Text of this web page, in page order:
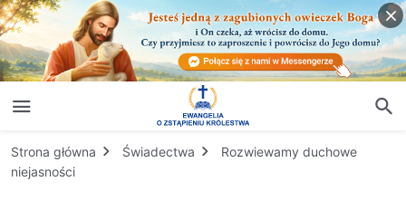
Strona główna Świadectwa
Rozwiewamy duchowe
niejasności